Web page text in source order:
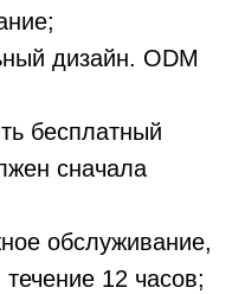
дизайн. ODM
бесплатный
сначала
обслуживание,
12 часов;